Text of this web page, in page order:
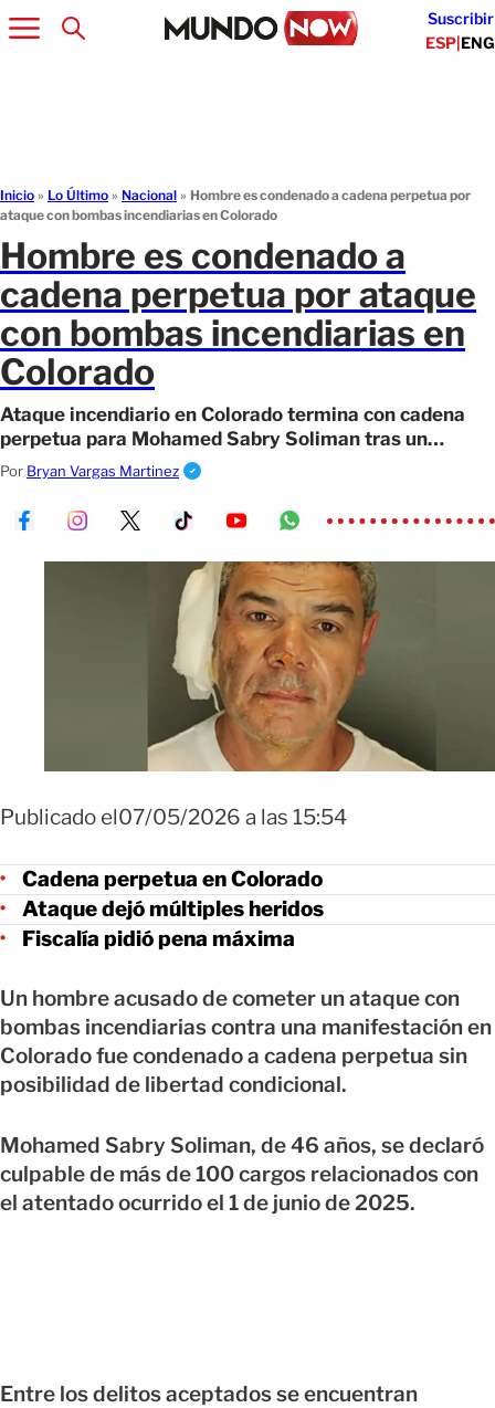
Suscribir
ESP|ENG
Inicio » Lo Último » Nacional » Hombre es condenado a cadena perpetua por
ataque con bombas incendiarias en Colorado
Hombre es condenado a
cadena perpetua por ataque
con bombas incendiarias en
Colorado
Ataque incendiario en Colorado termina con cadena
perpetua para Mohamed Sabry Soliman tras un
atentado que dejó una mujer muerta
Por Bryan Vargas Martinez
Publicado el07/05/2026 a las 15:54
Cadena perpetua en Colorado
Ataque dejó múltiples heridos
Fiscalía pidió pena máxima
Un hombre acusado de cometer un ataque con
bombas incendiarias contra una manifestación en
Colorado fue condenado a cadena perpetua sin
posibilidad de libertad condicional.
Mohamed Sabry Soliman, de 46 años, se declaró
culpable de más de 100 cargos relacionados con
el atentado ocurrido el 1 de junio de 2025.
Entre los delitos aceptados se encuentran